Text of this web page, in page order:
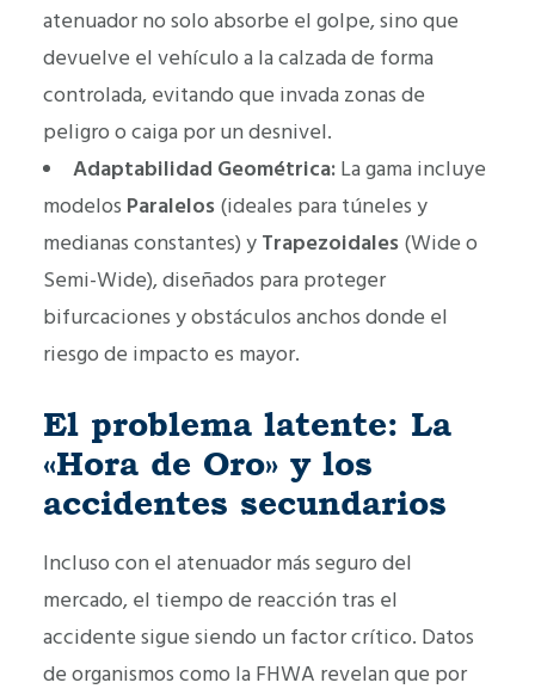
atenuador no solo absorbe el golpe, sino que
devuelve el vehículo a la calzada de forma
controlada, evitando que invada zonas de
peligro o caiga por un desnivel.
Adaptabilidad Geométrica: La gama incluye
modelos Paralelos (ideales para túneles y
medianas constantes) y Trapezoidales (Wide o
Semi-Wide), diseñados para proteger
bifurcaciones y obstáculos anchos donde el
riesgo de impacto es mayor.
El problema latente: La
«Hora de Oro» y los
accidentes secundarios
Incluso con el atenuador más seguro del
mercado, el tiempo de reacción tras el
accidente sigue siendo un factor crítico. Datos
de organismos como la FHWA revelan que por